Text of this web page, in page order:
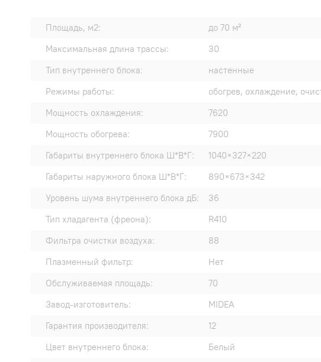
Площадь, м2:
до 70 м²
Максимальная длина трассы:
30
Тип внутреннего блока:
настенные
Режимы работы:
обогрев, охлаждение,
Мощность охлаждения:
7620
Мощность обогрева:
7900
Габариты внутреннего блока Ш*В*Г:
1040×327×220
Габариты наружного блока Ш*В*Г:
890×673×342
Уровень шума внутреннего блока дБ:
36
Тип хладагента (фреона):
R410
Фильтра очистки воздуха:
88
Плазменный фильтр:
Нет
Обслуживаемая площадь:
70
Завод-изготовитель:
MIDEA
Гарантия производителя:
12
Цвет внутреннего блока:
Белый